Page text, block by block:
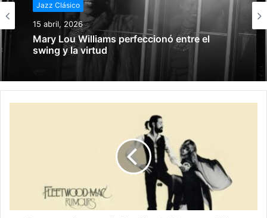
Jazz Clásico
15 abril, 2026
Mary Lou Williams perfeccionó entre el
swing y la virtud